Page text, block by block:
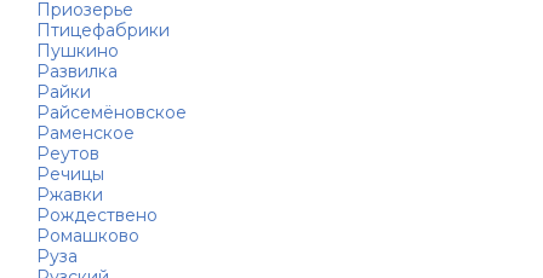
Приозерье
Птицефабрики
Пушкино
Развилка
Райки
Райсемёновское
Раменское
Реутов
Речицы
Ржавки
Рождествено
Ромашково
Руза